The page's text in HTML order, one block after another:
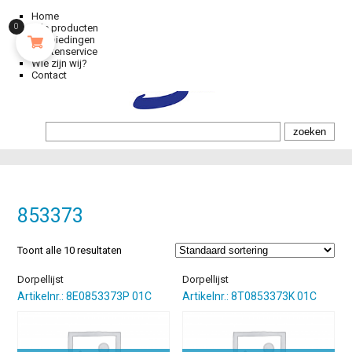
Home
Alle producten
Aanbiedingen
Klantenservice
Wie zijn wij?
Contact
853373
Toont alle 10 resultaten
Dorpellijst
Artikelnr.: 8E0853373P 01C
Dorpellijst
Artikelnr.: 8T0853373K 01C
0